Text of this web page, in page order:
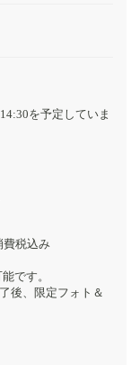
を予定していま
費税込み
です。
後、限定フォト＆